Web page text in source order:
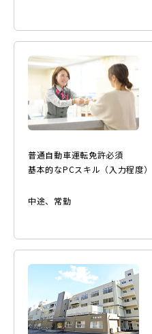
普通自動車運転免許必須
基本的なPCスキル（入力程度）
中途、 常勤